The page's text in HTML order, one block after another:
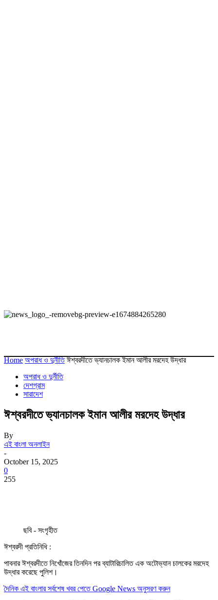
Home অপরাধ ও দুর্নীতি ঈশ্বরদীতে ভ্যানচালক ইমান আলীর মরদেহ উদ্ধার
অপরাধ ও দুর্নীতি
দেশগ্রাম
সারাদেশ
ঈশ্বরদীতে ভ্যানচালক ইমান আলীর মরদেহ উদ্ধার
By
এই বাংলা অনলাইন
-
October 15, 2025
0
255
ছবি - সংগৃহীত
ঈশ্বরদী প্রতিনিধি :
পাবনার ঈশ্বরদীতে নিখোঁজের তিনদিন পর ব্যাটারিচালিত এক অটোভ্যান চালকের মরদেহ
উদ্ধার করেছে পুলিশ।
দৈনিক এই বাংলার সর্বশেষ খবর পেতে Google News অনুসরণ করুন